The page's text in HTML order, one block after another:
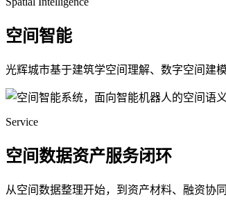
空间智能
光辉城市基于建筑学空间理解、数字空间建
Service
空间数据资产服务闭环
从空间数据整理开始，到资产材料、融资协